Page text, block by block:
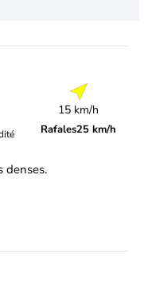
15 km/h
Rafales25 km/h
denses.